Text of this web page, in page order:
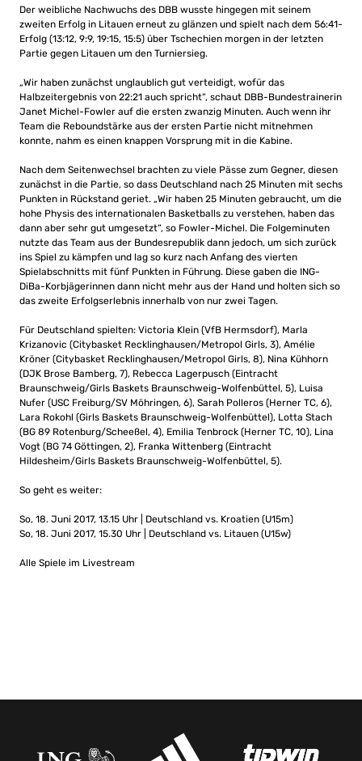
Der weibliche Nachwuchs des DBB wusste hingegen mit seinem
zweiten Erfolg in Litauen erneut zu glänzen und spielt nach dem 56:41-
Erfolg (13:12, 9:9, 19:15, 15:5) über Tschechien morgen in der letzten
Partie gegen Litauen um den Turniersieg.
„Wir haben zunächst unglaublich gut verteidigt, wofür das
Halbzeitergebnis von 22:21 auch spricht“, schaut DBB-Bundestrainerin
Janet Michel-Fowler auf die ersten zwanzig Minuten. Auch wenn ihr
Team die Reboundstärke aus der ersten Partie nicht mitnehmen
konnte, nahm es einen knappen Vorsprung mit in die Kabine.
Nach dem Seitenwechsel brachten zu viele Pässe zum Gegner, diesen
zunächst in die Partie, so dass Deutschland nach 25 Minuten mit sechs
Punkten in Rückstand geriet. „Wir haben 25 Minuten gebraucht, um die
hohe Physis des internationalen Basketballs zu verstehen, haben das
dann aber sehr gut umgesetzt“, so Fowler-Michel. Die Folgeminuten
nutzte das Team aus der Bundesrepublik dann jedoch, um sich zurück
ins Spiel zu kämpfen und lag so kurz nach Anfang des vierten
Spielabschnitts mit fünf Punkten in Führung. Diese gaben die ING-
DiBa-Korbjägerinnen dann nicht mehr aus der Hand und holten sich so
das zweite Erfolgserlebnis innerhalb von nur zwei Tagen.
Für Deutschland spielten: Victoria Klein (VfB Hermsdorf), Marla
Krizanovic (Citybasket Recklinghausen/Metropol Girls, 3), Amélie
Kröner (Citybasket Recklinghausen/Metropol Girls, 8), Nina Kühhorn
(DJK Brose Bamberg, 7), Rebecca Lagerpusch (Eintracht
Braunschweig/Girls Baskets Braunschweig-Wolfenbüttel, 5), Luisa
Nufer (USC Freiburg/SV Möhringen, 6), Sarah Polleros (Herner TC, 6),
Lara Rokohl (Girls Baskets Braunschweig-Wolfenbüttel), Lotta Stach
(BG 89 Rotenburg/Scheeßel, 4), Emilia Tenbrock (Herner TC, 10), Lina
Vogt (BG 74 Göttingen, 2), Franka Wittenberg (Eintracht
Hildesheim/Girls Baskets Braunschweig-Wolfenbüttel, 5).
So geht es weiter:
So, 18. Juni 2017, 13.15 Uhr | Deutschland vs. Kroatien (U15m)
So, 18. Juni 2017, 15.30 Uhr | Deutschland vs. Litauen (U15w)
Alle Spiele im Livestream